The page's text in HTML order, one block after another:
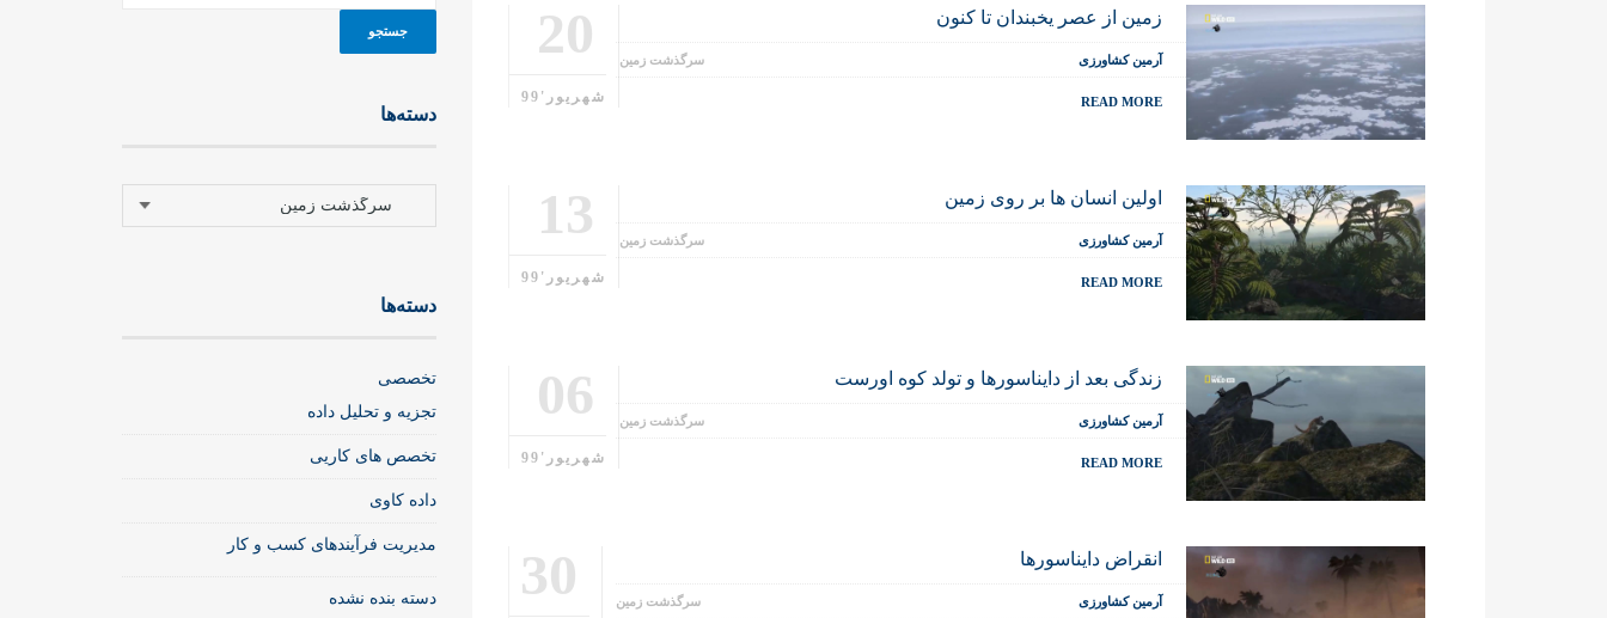
20
شهریور'99
زمین از عصر یخبندان تا کنون
سرگذشت زمین آرمین کشاورزی
READ MORE
13
شهریور'99
اولین انسان ها بر روی زمین
سرگذشت زمین آرمین کشاورزی
READ MORE
06
شهریور'99
زندگی بعد از دایناسورها و تولد کوه اورست
سرگذشت زمین آرمین کشاورزی
READ MORE
30 انقراض دایناسورها
سرگذشت زمین آرمین کشاورزی
دسته‌ها
دسته‌ها
تخصصی
تجزیه و تحلیل داده
تخصص های کاریی
داده کاوی
مدیریت فرآیندهای کسب و کار
دسته بنده نشده